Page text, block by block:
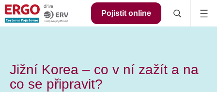
Pojistit online
Jižní Korea – co v ní zažít a na
co se připravit?